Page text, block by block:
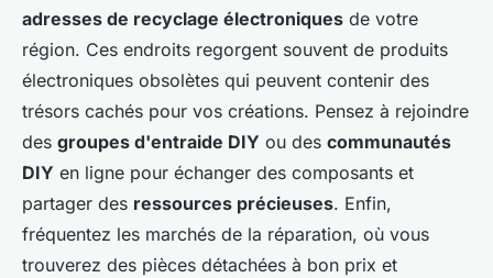
adresses de recyclage électroniques de votre
région. Ces endroits regorgent souvent de produits
électroniques obsolètes qui peuvent contenir des
trésors cachés pour vos créations. Pensez à rejoindre
des groupes d'entraide DIY ou des communautés
DIY en ligne pour échanger des composants et
partager des ressources précieuses. Enfin,
fréquentez les marchés de la réparation, où vous
trouverez des pièces détachées à bon prix et